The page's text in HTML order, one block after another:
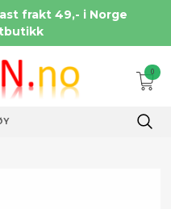
frakt 49,- i Norge
0